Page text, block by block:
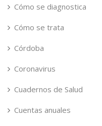
Cómo se diagnostica
Cómo se trata
Córdoba
Coronavirus
Cuadernos de Salud
Cuentas anuales